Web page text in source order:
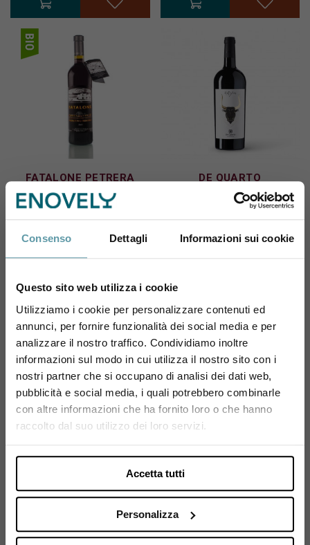
Consenso Dettagli Informazioni sui cookie
Questo sito web utilizza i cookie
Utilizziamo i cookie per personalizzare contenuti ed
annunci, per fornire funzionalità dei social media e per
analizzare il nostro traffico. Condividiamo inoltre
informazioni sul modo in cui utilizza il nostro sito con i
nostri partner che si occupano di analisi dei dati web,
pubblicità e social media, i quali potrebbero combinarle
con altre informazioni che ha fornito loro o che hanno
raccolto dal suo utilizzo dei loro servizi.
Accetta tutti
Personalizza
FATALONE PETRERA
Fatalone Primitivo
Riserva Gioia del Colle
2021
21,50 €
DE QUARTO
De Quarto Primitivo
Dionysos 2015
Pagina 1 di 1
1
ISCRIVITI ALLA NEWSLETTER
Resta sempre aggiornato su
tutte le novità Enovely
Sei maggiorenne?
Utilizza il coupon NEWENOVELY
per avere un 10% di sconto sul tuo primo ordine!
Si, sono maggiorenne.